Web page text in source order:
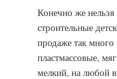
Конечно же нельзя
строительные
продаже так много
пластмассовые,
мелкий, на любой